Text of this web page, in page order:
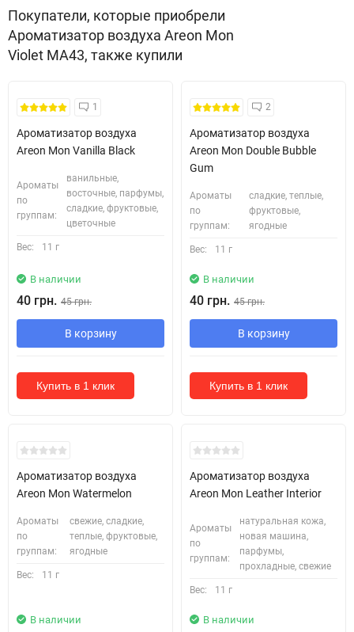
Покупатели, которые приобрели
Ароматизатор воздуха Areon Mon
Violet MA43, также купили
1
Ароматизатор воздуха
Areon Mon Vanilla Black
Ароматы
по
группам:
ванильные,
восточные, парфумы,
сладкие, фруктовые,
цветочные
Вес: 11 г
В наличии
40 грн. 45 грн.
В корзину
Купить в 1 клик
2
Ароматизатор воздуха
Areon Mon Double Bubble
Gum
Ароматы
по
группам:
сладкие, теплые,
фруктовые,
ягодные
Вес: 11 г
В наличии
40 грн. 45 грн.
В корзину
Купить в 1 клик
Ароматизатор воздуха
Areon Mon Watermelon
Ароматы
по
группам:
свежие, сладкие,
теплые, фруктовые,
ягодные
Вес: 11 г
В наличии
Ароматизатор воздуха
Areon Mon Leather Interior
Ароматы
по
группам:
натуральная кожа,
новая машина,
парфумы,
прохладные, свежие
Вес: 11 г
В наличии